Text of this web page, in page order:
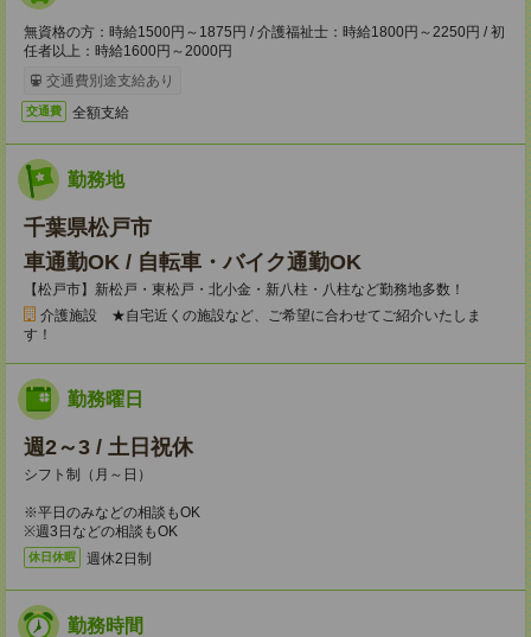
無資格の方：時給1500円～1875円 / 介護福祉士：時給1800円～2250円 / 初
任者以上：時給1600円～2000円
交通費別途支給あり
交通費 全額支給
勤務地
千葉県松戸市
車通勤OK / 自転車・バイク通勤OK
【松戸市】新松戸・東松戸・北小金・新八柱・八柱など勤務地多数！
介護施設 ★自宅近くの施設など、ご希望に合わせてご紹介いたしま
す！
勤務曜日
週2～3 / 土日祝休
シフト制（月～日）
※平日のみなどの相談もOK
※週3日などの相談もOK
休日休暇 週休2日制
勤務時間